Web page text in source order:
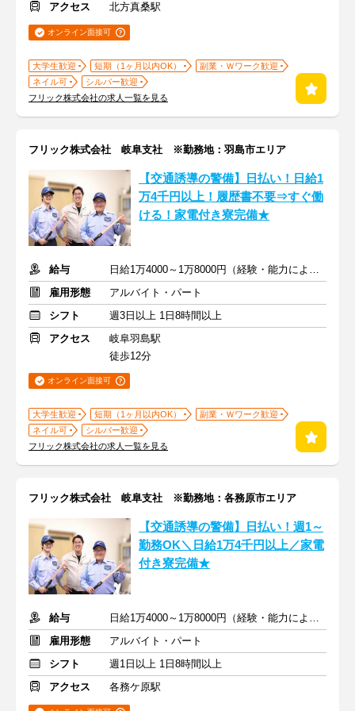
アクセス
北方真桑駅
オンライン面接可
大学生歓迎 短期（1ヶ月以内OK）
副業・Ｗワーク歓迎
ネイル可
シルバー歓迎
フリック株式会社の求人一覧を見る
フリック株式会社 岐阜支社 ※勤務地：羽島市エリア
【交通誘導の警備】日払い！日給1
万4千円以上！履歴書不要⇒すぐ働
ける！家電付き寮完備★
給与
日給1万4000～1万8000円（経験・能力による）
雇用形態
アルバイト・パート
シフト
週3日以上 1日8時間以上
アクセス
岐阜羽島駅
徒歩12分
オンライン面接可
大学生歓迎 短期（1ヶ月以内OK）
副業・Ｗワーク歓迎
ネイル可
シルバー歓迎
フリック株式会社の求人一覧を見る
フリック株式会社 岐阜支社 ※勤務地：各務原市エリア
【交通誘導の警備】日払い！週1～
勤務OK＼日給1万4千円以上／家電
付き寮完備★
給与
日給1万4000～1万8000円（経験・能力による）
雇用形態
アルバイト・パート
シフト
週1日以上 1日8時間以上
アクセス
各務ケ原駅